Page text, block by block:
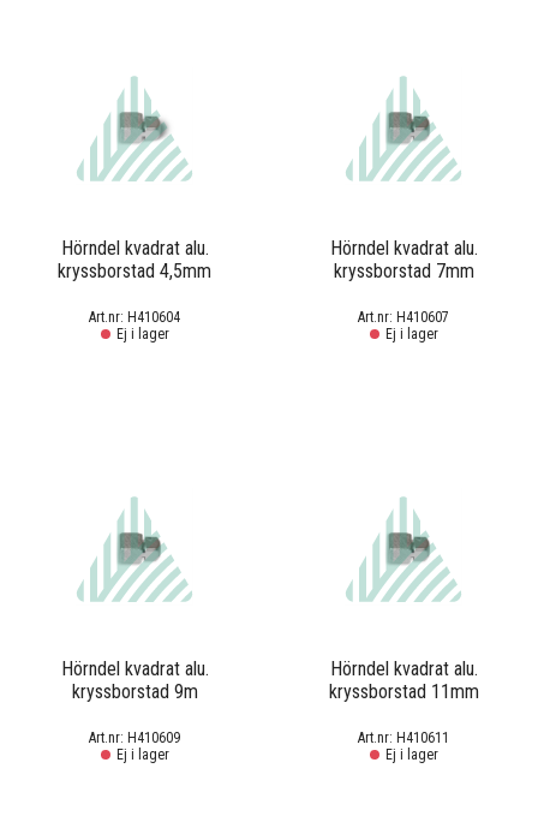
Hörndel kvadrat alu.
kryssborstad 4,5mm
H410604
Ej i lager
Hörndel kvadrat alu.
kryssborstad 7mm
H410607
Ej i lager
Hörndel kvadrat alu.
kryssborstad 9m
H410609
Ej i lager
Hörndel kvadrat alu.
kryssborstad 11mm
H410611
Ej i lager